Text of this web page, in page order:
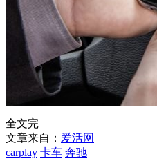
全文完
文章来自： 爱活网
carplay 卡车 奔驰